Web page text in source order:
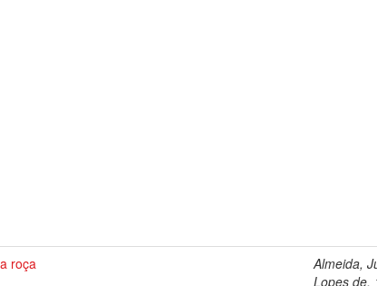
roça
Almeida,
Lopes de,